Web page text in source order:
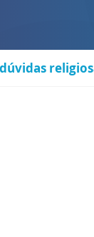
dúvidas